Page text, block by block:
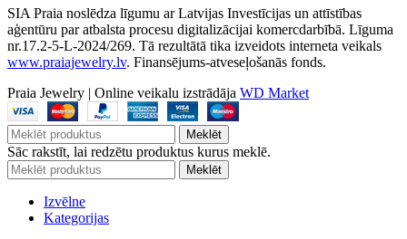
SIA Praia noslēdza līgumu ar Latvijas Investīcijas un attīstības
aģentūru par atbalsta procesu digitalizācijai komercdarbībā. Līguma
nr.17.2-5-L-2024/269. Tā rezultātā tika izveidots interneta veikals
www.praiajewelry.lv. Finansējums-atveseļošanās fonds.
Praia Jewelry | Online veikalu izstrādāja WD Market
Meklēt
Sāc rakstīt, lai redzētu produktus kurus meklē.
Meklēt
Izvēlne
Kategorijas